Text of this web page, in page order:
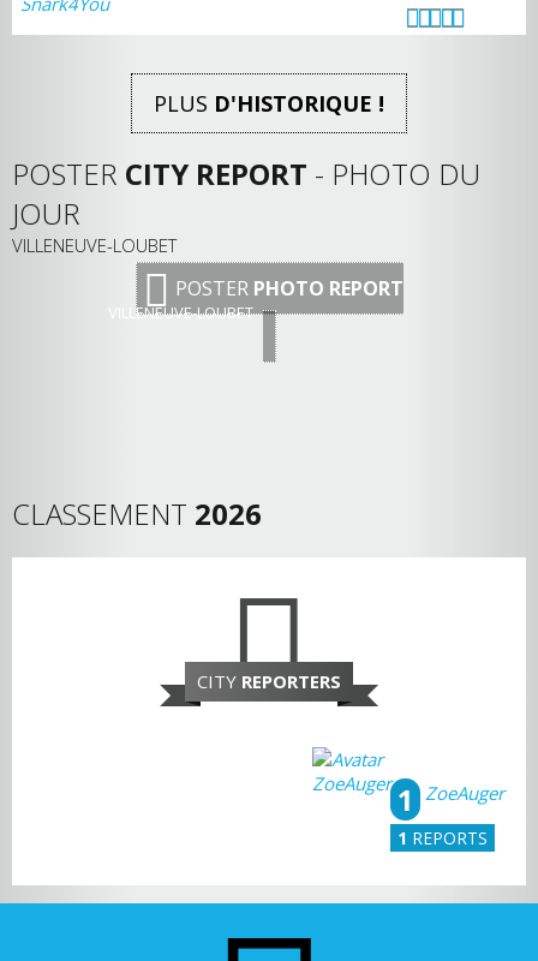
PLUS D'HISTORIQUE !
POSTER CITY REPORT - PHOTO DU
JOUR
VILLENEUVE-LOUBET
POSTER PHOTO REPORT
VILLENEUVE-LOUBET
CLASSEMENT 2026
CITY REPORTERS
ZoeAuger
1
1 REPORTS